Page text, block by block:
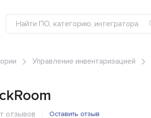
Управление инвентаризацией
отзывов Оставить отзыв